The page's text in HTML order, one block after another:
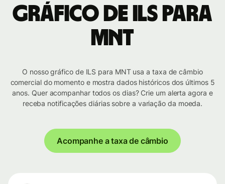
Gráfico de ILS para
MNT
O nosso gráfico de ILS para MNT usa a taxa de câmbio
comercial do momento e mostra dados históricos dos últimos 5
anos. Quer acompanhar todos os dias? Crie um alerta agora e
receba notificações diárias sobre a variação da moeda.
Acompanhe a taxa de câmbio